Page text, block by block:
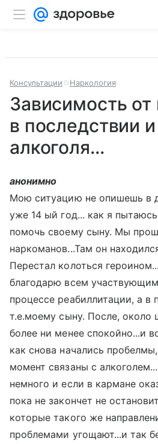
Консультации Наркология
Зависимость от
в последствии и
алкоголя...
анонимно
Мою ситуацию не опишешь в
уже 14 ый год... как я
помочь своему сыну. Мы
наркоманов...Там он
Перестал колоться
благодарю всем
процессе реабиллитации, а в
т.е.моему сыну. После, около
более ни менее спокойно...и
как снова начались
момент связаны с
немного и если в кармане
пока не закончет не
которые такого же
проблемами угощают...и так